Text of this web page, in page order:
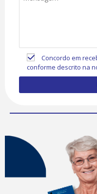
Concordo em
conforme descrito na